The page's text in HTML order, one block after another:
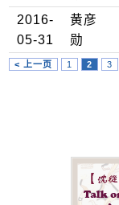
2016-
05-31
黄彦
勋
< 上一页 1 2 3